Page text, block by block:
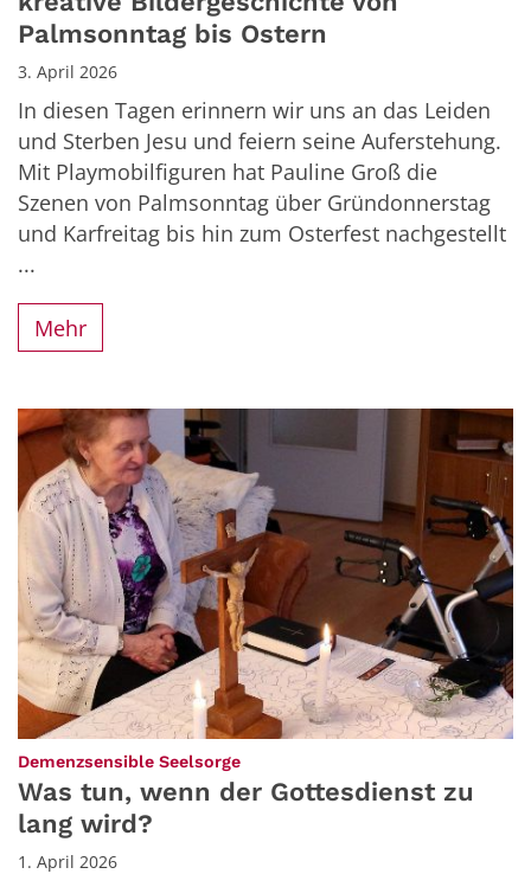
Palmsonntag bis Ostern
3. April 2026
In diesen Tagen erinnern wir uns an das Leiden
und Sterben Jesu und feiern seine Auferstehung.
Mit Playmobilfiguren hat Pauline Groß die
Szenen von Palmsonntag über Gründonnerstag
und Karfreitag bis hin zum Osterfest nachgestellt
...
Mehr
Demenzsensible Seelsorge:
Was tun, wenn der Gottesdienst zu
lang wird?
1. April 2026